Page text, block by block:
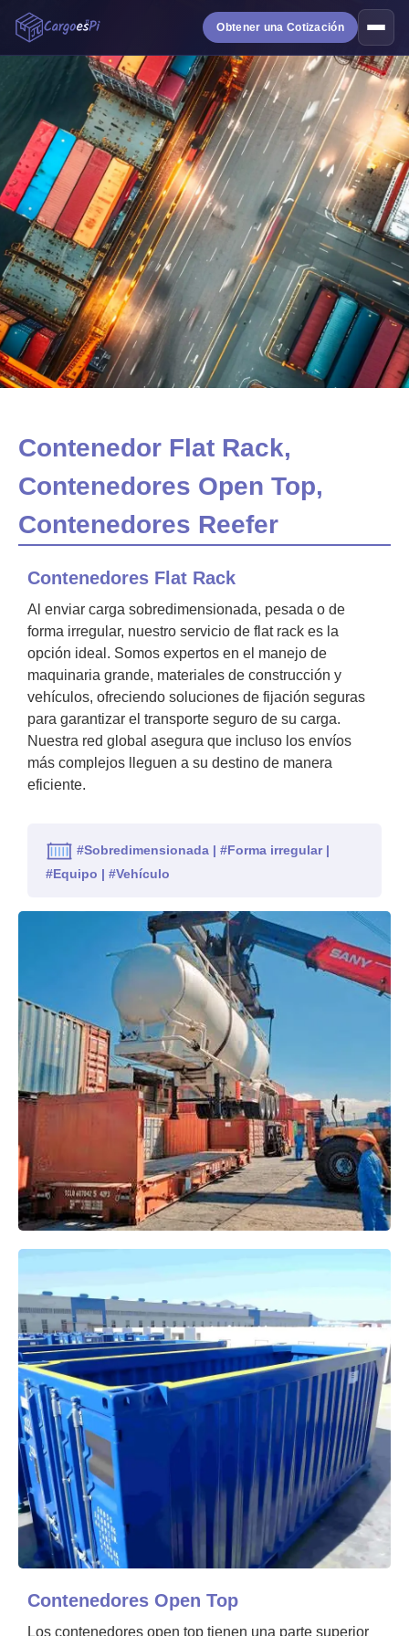
Obtener una Cotización
Contenedor Flat Rack,
Contenedores Open Top,
Contenedores Reefer
Contenedores Flat Rack
Al enviar carga sobredimensionada, pesada o de
forma irregular, nuestro servicio de flat rack es la
opción ideal. Somos expertos en el manejo de
maquinaria grande, materiales de construcción y
vehículos, ofreciendo soluciones de fijación seguras
para garantizar el transporte seguro de su carga.
Nuestra red global asegura que incluso los envíos
más complejos lleguen a su destino de manera
eficiente.
#Sobredimensionada | #Forma irregular |
#Equipo | #Vehículo
Contenedores Open Top
Los contenedores open top tienen una parte superior